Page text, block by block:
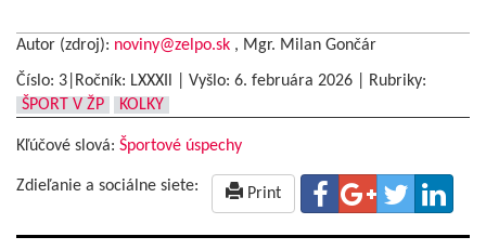
Autor (zdroj): noviny@zelpo.sk , Mgr. Milan Gončár
Číslo: 3|Ročník: LXXXIl | Vyšlo: 6. februára 2026
Rubriky:
ŠPORT V ŽP
KOLKY
Kľúčové slová: Športové úspechy
Zdieľanie a sociálne siete: Print